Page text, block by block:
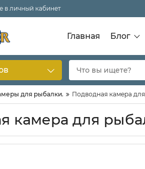
в личный кабинет
Главная Блог
для рыбалки. Подводная камера
камера для